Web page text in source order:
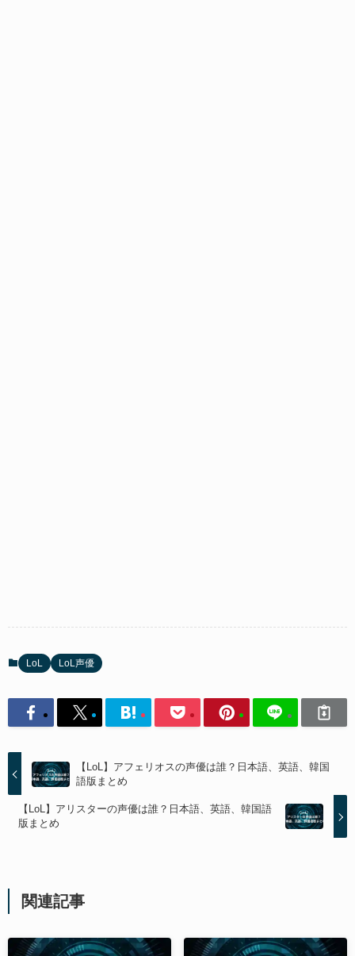
LoL LoL声優
【LoL】アフェリオスの声優は誰？日本語、英語、韓国
語版まとめ
【LoL】アリスターの声優は誰？日本語、英語、韓国語
版まとめ
関連記事